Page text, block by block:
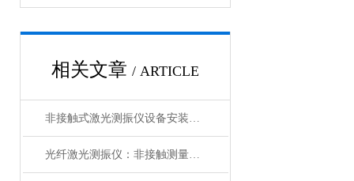
相关文章 / ARTICLE
非接触式激光测振仪设备安装简单快捷
光纤激光测振仪：非接触测量的精密先锋